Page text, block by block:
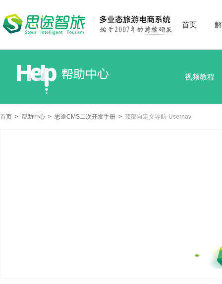
首页
视频教程
首页 > 帮助中心 > 思途CMS二次开发手册 > 顶部自定义导航-Usernav